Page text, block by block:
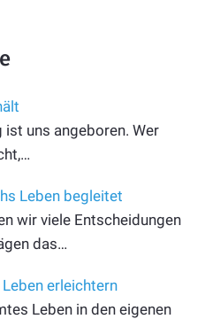
ist uns angeboren. Wer
Leben begleitet
wir viele Entscheidungen
das…
erleichtern
Leben in den eigenen